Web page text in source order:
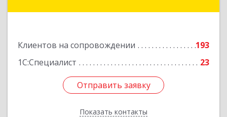
Клиентов на сопровождении
193
1С:Специалист
23
Отправить заявку
Показать контакты
Отправить заявку
Назад